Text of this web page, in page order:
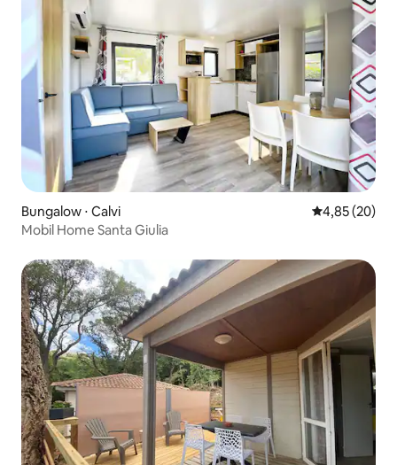
Bungalow ⋅ Calvi Évaluation
4,85 (20)
Mobil Home Santa Giulia